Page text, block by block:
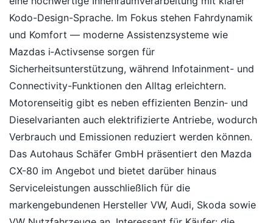
Kodo-Design-Sprache. Im Fokus stehen Fahrdynamik
und Komfort — moderne Assistenzsysteme wie
Mazdas i‑Activsense sorgen für
Sicherheitsunterstützung, während Infotainment- und
Connectivity-Funktionen den Alltag erleichtern.
Motorenseitig gibt es neben effizienten Benzin‑ und
Dieselvarianten auch elektrifizierte Antriebe, wodurch
Verbrauch und Emissionen reduziert werden können.
Das Autohaus Schäfer GmbH präsentiert den Mazda
CX-80 im Angebot und bietet darüber hinaus
Serviceleistungen ausschließlich für die
markengebundenen Hersteller VW, Audi, Skoda sowie